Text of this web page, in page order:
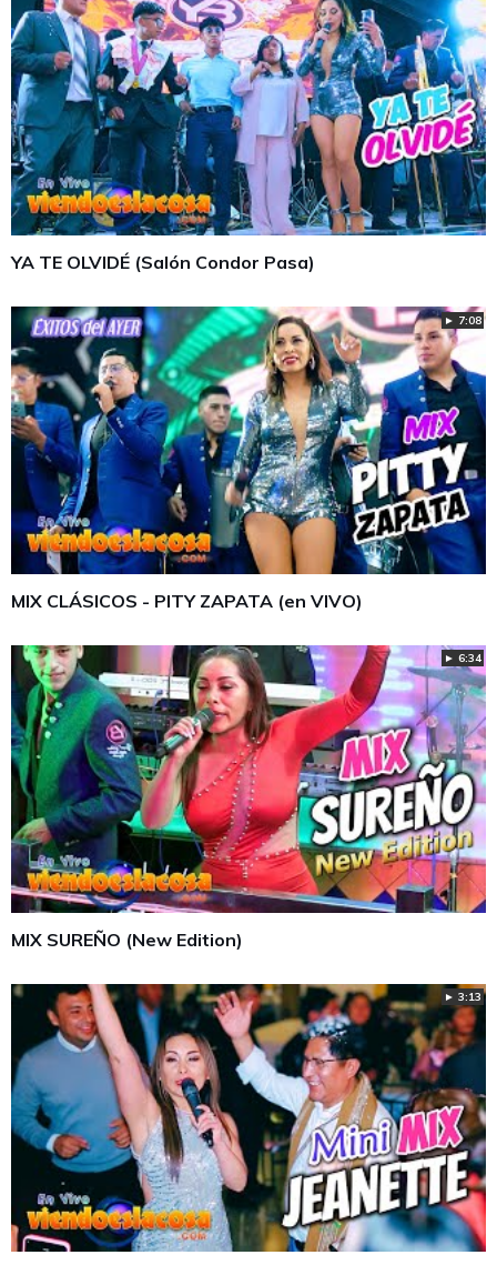
YA TE OLVIDÉ (Salón Condor Pasa)
► 7:08
MIX CLÁSICOS - PITY ZAPATA (en VIVO)
► 6:34
MIX SUREÑO (New Edition)
► 3:13